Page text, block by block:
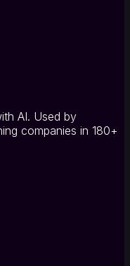
AI. Used by
companies in 180+